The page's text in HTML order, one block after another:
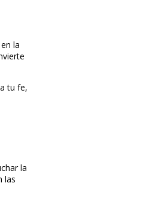
la
tu fe,
la
las